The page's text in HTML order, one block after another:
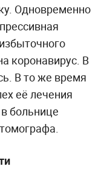
Одновременно
коронавирус. В
В то же время
её лечения
больнице